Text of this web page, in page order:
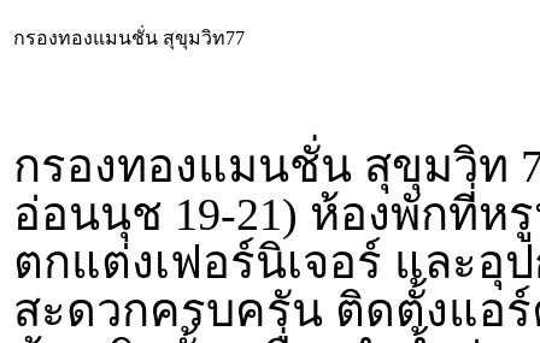
กรองทองแมนชั่น สุขุมวิท77
กรองทองแมนชั่น สุขุมวิท
อ่อนนุช 19-21) ห้องพักที่ห
ตกแต่งเฟอร์นิเจอร์ และอุ
สะดวกครบครัน ติดตั้งแอ